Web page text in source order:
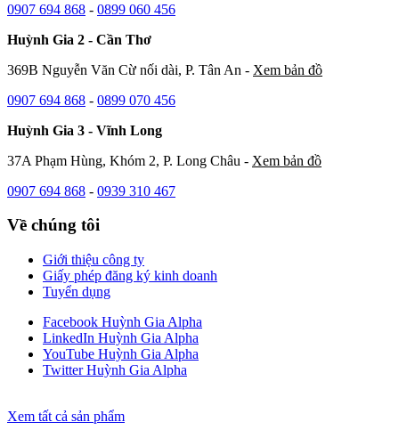
0907 694 868 - 0899 060 456
Huỳnh Gia 2 - Cần Thơ
369B Nguyễn Văn Cừ nối dài, P. Tân An - Xem bản đồ
0907 694 868 - 0899 070 456
Huỳnh Gia 3 - Vĩnh Long
37A Phạm Hùng, Khóm 2, P. Long Châu - Xem bản đồ
0907 694 868 - 0939 310 467
Về chúng tôi
Giới thiệu công ty
Giấy phép đăng ký kinh doanh
Tuyển dụng
Facebook Huỳnh Gia Alpha
LinkedIn Huỳnh Gia Alpha
YouTube Huỳnh Gia Alpha
Twitter Huỳnh Gia Alpha
Xem tất cả sản phẩm